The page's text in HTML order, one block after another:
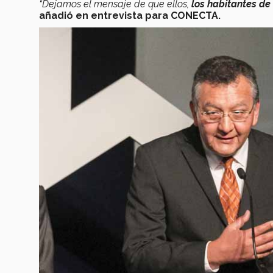
“Dejamos el mensaje de que ellos, los habitantes de
añadió en entrevista para CONECTA.